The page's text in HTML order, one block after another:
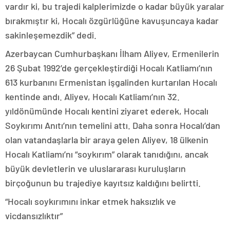
vardır ki, bu trajedi kalplerimizde o kadar büyük yaralar
bırakmıştır ki, Hocalı özgürlüğüne kavuşuncaya kadar
sakinleşemezdik” dedi.
Azerbaycan Cumhurbaşkanı İlham Aliyev, Ermenilerin
26 Şubat 1992’de gerçekleştirdiği Hocalı Katliamı’nın
613 kurbanını Ermenistan işgalinden kurtarılan Hocalı
kentinde andı. Aliyev, Hocalı Katliamı’nın 32.
yıldönümünde Hocalı kentini ziyaret ederek, Hocalı
Soykırımı Anıtı’nın temelini attı. Daha sonra Hocalı’dan
olan vatandaşlarla bir araya gelen Aliyev, 18 ülkenin
Hocalı Katliamı’nı “soykırım” olarak tanıdığını, ancak
büyük devletlerin ve uluslararası kuruluşların
birçoğunun bu trajediye kayıtsız kaldığını belirtti.
“Hocalı soykırımını inkar etmek haksızlık ve
vicdansızlıktır”